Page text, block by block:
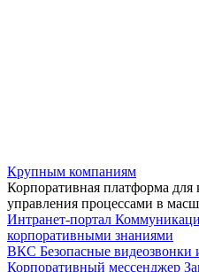
Крупным компаниям
Корпоративная платформа
управления процессами в
Интранет-портал
корпоративными знаниями
ВКС Безопасные видеозвонки
Корпоративный мессенджер